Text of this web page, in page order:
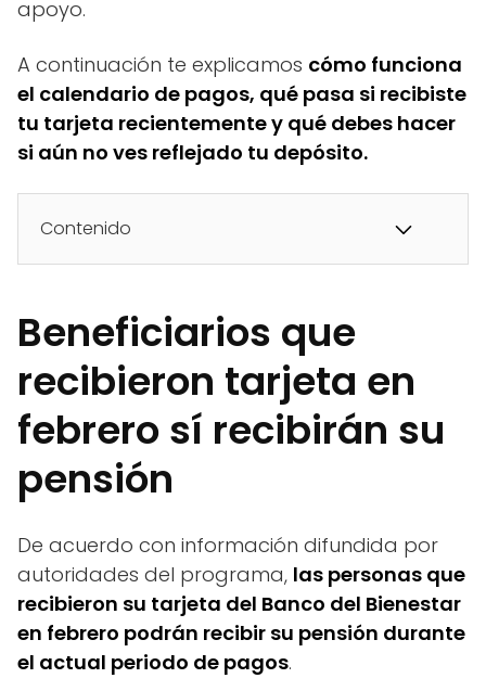
apoyo.
A continuación te explicamos cómo funciona
el calendario de pagos, qué pasa si recibiste
tu tarjeta recientemente y qué debes hacer
si aún no ves reflejado tu depósito.
Contenido
Beneficiarios que
recibieron tarjeta en
febrero sí recibirán su
pensión
De acuerdo con información difundida por
autoridades del programa, las personas que
recibieron su tarjeta del Banco del Bienestar
en febrero podrán recibir su pensión durante
el actual periodo de pagos.